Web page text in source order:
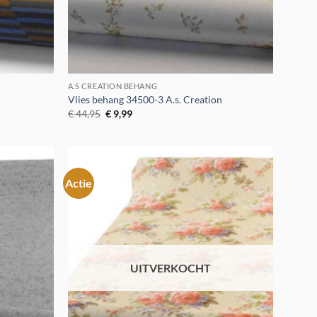
A.S CREATION BEHANG
Vlies behang 34500-3 A.s. Creation
€44,95 Oorspronkelijke
prijs
€ 9,99Huidige
Toevoegen
verlanglijst
Actie
Toevoegen
aan
verlanglijst
UITVERKOCHT